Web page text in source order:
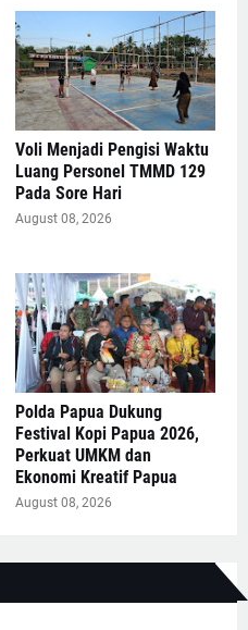
Voli Menjadi Pengisi Waktu
Luang Personel TMMD 129
Pada Sore Hari
August 08, 2026
Polda Papua Dukung
Festival Kopi Papua 2026,
Perkuat UMKM dan
Ekonomi Kreatif Papua
August 08, 2026